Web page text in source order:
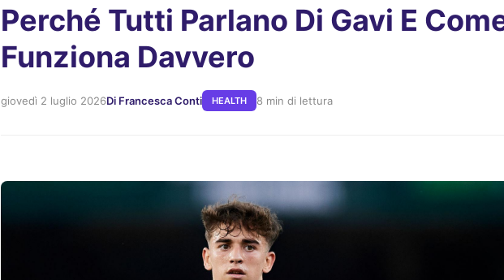
Perché Tutti Parlano Di Gavi E
Funziona Davvero
giovedì 2 luglio 2026Di Francesca Conti HEALTH 8 min di lettura